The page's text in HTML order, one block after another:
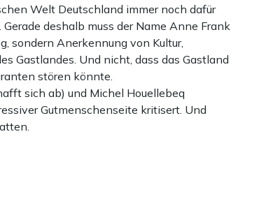
Welt Deutschland immer noch dafür
deshalb muss der Name Anne Frank
sondern Anerkennung von Kultur,
Gastlandes. Und nicht, dass das Gastland
stören könnte.
sich ab) und Michel Houellebeq
Gutmenschenseite kritisert. Und